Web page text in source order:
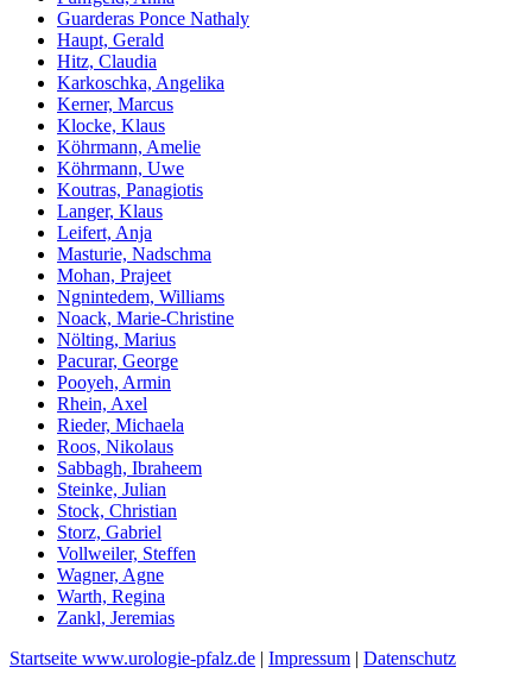
Guarderas Ponce Nathaly
Haupt, Gerald
Hitz, Claudia
Karkoschka, Angelika
Kerner, Marcus
Klocke, Klaus
Köhrmann, Amelie
Köhrmann, Uwe
Koutras, Panagiotis
Langer, Klaus
Leifert, Anja
Masturie, Nadschma
Mohan, Prajeet
Ngnintedem, Williams
Noack, Marie-Christine
Nölting, Marius
Pacurar, George
Pooyeh, Armin
Rhein, Axel
Rieder, Michaela
Roos, Nikolaus
Sabbagh, Ibraheem
Steinke, Julian
Stock, Christian
Storz, Gabriel
Vollweiler, Steffen
Wagner, Agne
Warth, Regina
Zankl, Jeremias
Startseite www.urologie-pfalz.de | Impressum | Datenschutz